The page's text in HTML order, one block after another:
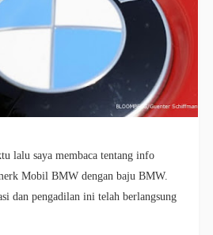
lalu saya membaca tentang info
Mobil BMW dengan baju BMW.
dan pengadilan ini telah berlangsung